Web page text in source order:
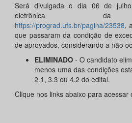
Será divulgada o dia 06 de
eletrônica da
https://prograd.ufs.br/pagina/23538,
que passaram da condição de
de aprovados, considerando a não
ELIMINADO - O candidato
menos uma das condições
2.1, 3.3 ou 4.2 do edital.
Clique nos links abaixo para acessar